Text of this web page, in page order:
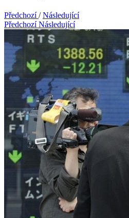
Předchozí / Následující
Předchozí Následující